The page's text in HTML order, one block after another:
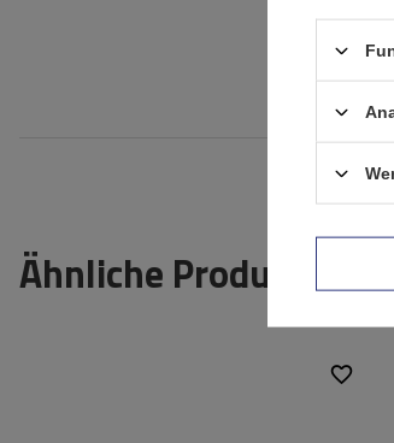
Ähnliche Produkte